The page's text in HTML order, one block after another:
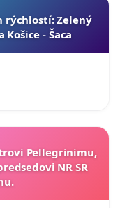
rýchlostí: Zelený
Košice - Šaca
Pellegrinimu,
NR SR